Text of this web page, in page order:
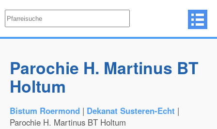
Parochie H. Martinus BT
Holtum
Bistum Roermond | Dekanat Susteren-Echt |
Parochie H. Martinus BT Holtum